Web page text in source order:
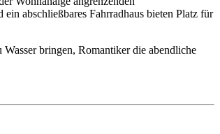
abschließbares Fahrradhaus bieten Platz für
bringen, Romantiker die abendliche